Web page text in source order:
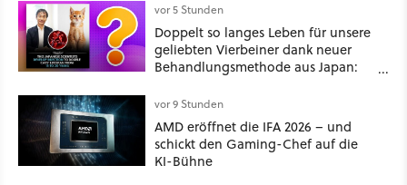
vor 5 Stunden
Doppelt so langes Leben für unsere
geliebten Vierbeiner dank neuer
Behandlungsmethode aus Japan:
Kommentare zeigt, dass es nicht so
einfach ist
vor 9 Stunden
AMD eröffnet die IFA 2026 – und
schickt den Gaming-Chef auf die
KI-Bühne